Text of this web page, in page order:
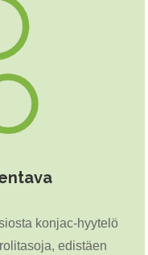
konjac-hyytelö
edistäen